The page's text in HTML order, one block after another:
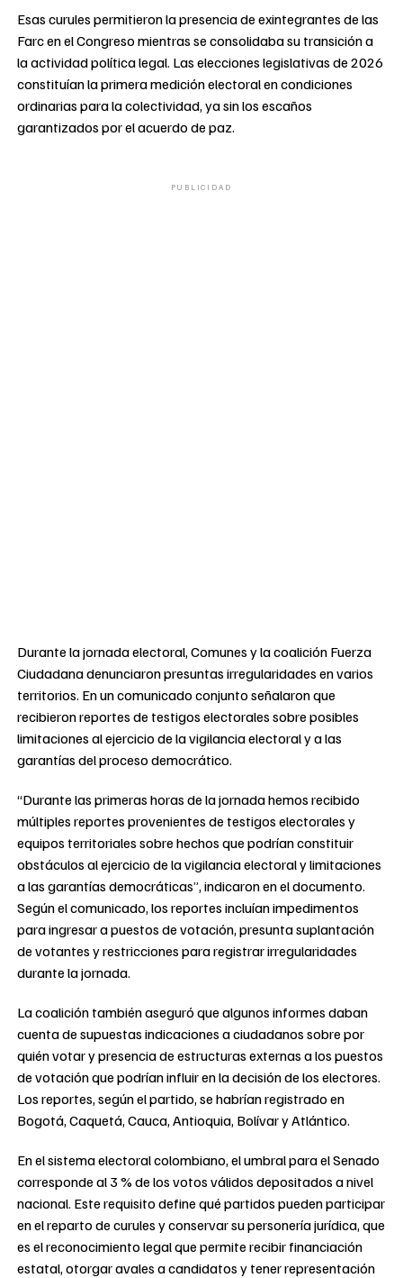
Esas curules permitieron la presencia de exintegrantes de las
Farc en el Congreso mientras se consolidaba su transición a
la actividad política legal. Las elecciones legislativas de 2026
constituían la primera medición electoral en condiciones
ordinarias para la colectividad, ya sin los escaños
garantizados por el acuerdo de paz.
PUBLICIDAD
Durante la jornada electoral, Comunes y la coalición Fuerza
Ciudadana denunciaron presuntas irregularidades en varios
territorios. En un comunicado conjunto señalaron que
recibieron reportes de testigos electorales sobre posibles
limitaciones al ejercicio de la vigilancia electoral y a las
garantías del proceso democrático.
“Durante las primeras horas de la jornada hemos recibido
múltiples reportes provenientes de testigos electorales y
equipos territoriales sobre hechos que podrían constituir
obstáculos al ejercicio de la vigilancia electoral y limitaciones
a las garantías democráticas”, indicaron en el documento.
Según el comunicado, los reportes incluían impedimentos
para ingresar a puestos de votación, presunta suplantación
de votantes y restricciones para registrar irregularidades
durante la jornada.
La coalición también aseguró que algunos informes daban
cuenta de supuestas indicaciones a ciudadanos sobre por
quién votar y presencia de estructuras externas a los puestos
de votación que podrían influir en la decisión de los electores.
Los reportes, según el partido, se habrían registrado en
Bogotá, Caquetá, Cauca, Antioquia, Bolívar y Atlántico.
En el sistema electoral colombiano, el umbral para el Senado
corresponde al 3 % de los votos válidos depositados a nivel
nacional. Este requisito define qué partidos pueden participar
en el reparto de curules y conservar su personería jurídica, que
es el reconocimiento legal que permite recibir financiación
estatal, otorgar avales a candidatos y tener representación